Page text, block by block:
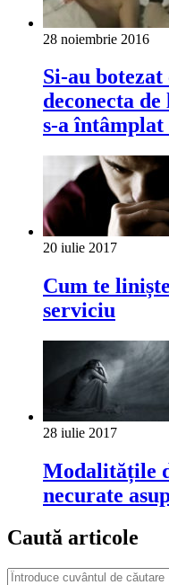
28 noiembrie 2016
Si-au
deconecta
s-a întâmplat
20 iulie 2017
Cum te
serviciu
28 iulie 2017
Modalitățile
necurate
Caută articole